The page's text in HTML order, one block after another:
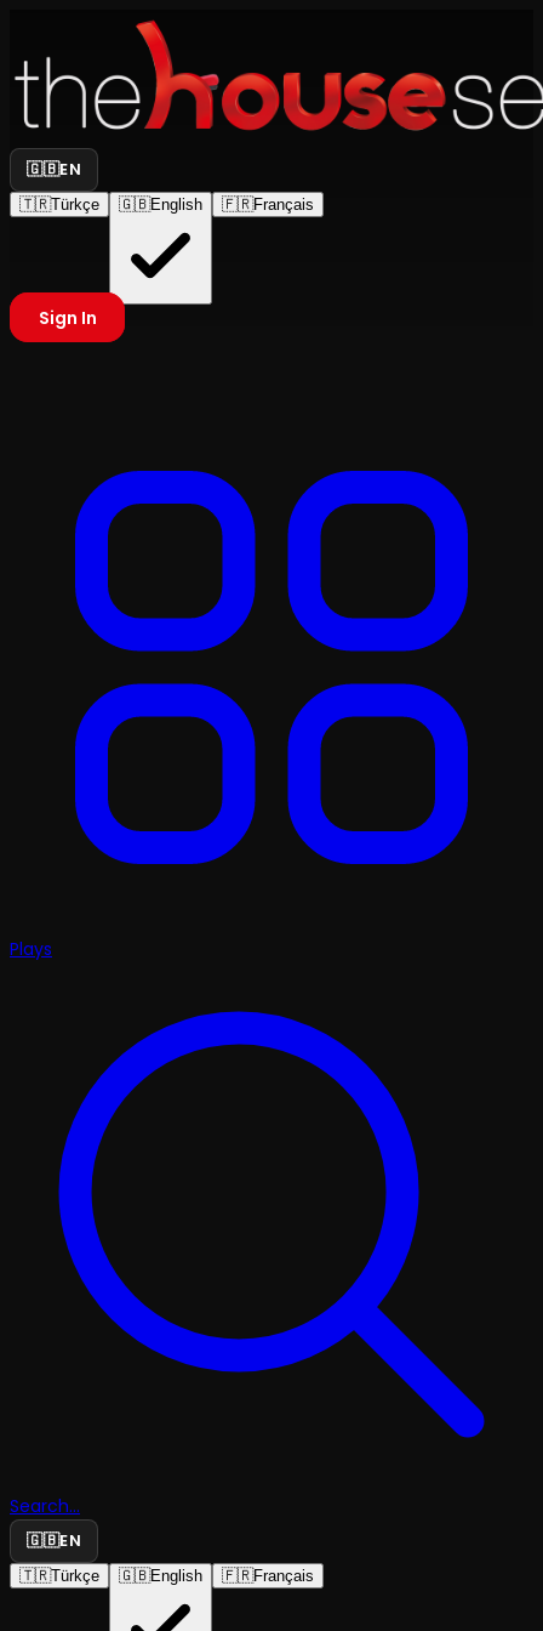
🇬🇧EN
🇹🇷Türkçe 🇬🇧English 🇫🇷Français
Sign In
Plays
Search...
🇬🇧EN
🇹🇷Türkçe 🇬🇧English 🇫🇷Français